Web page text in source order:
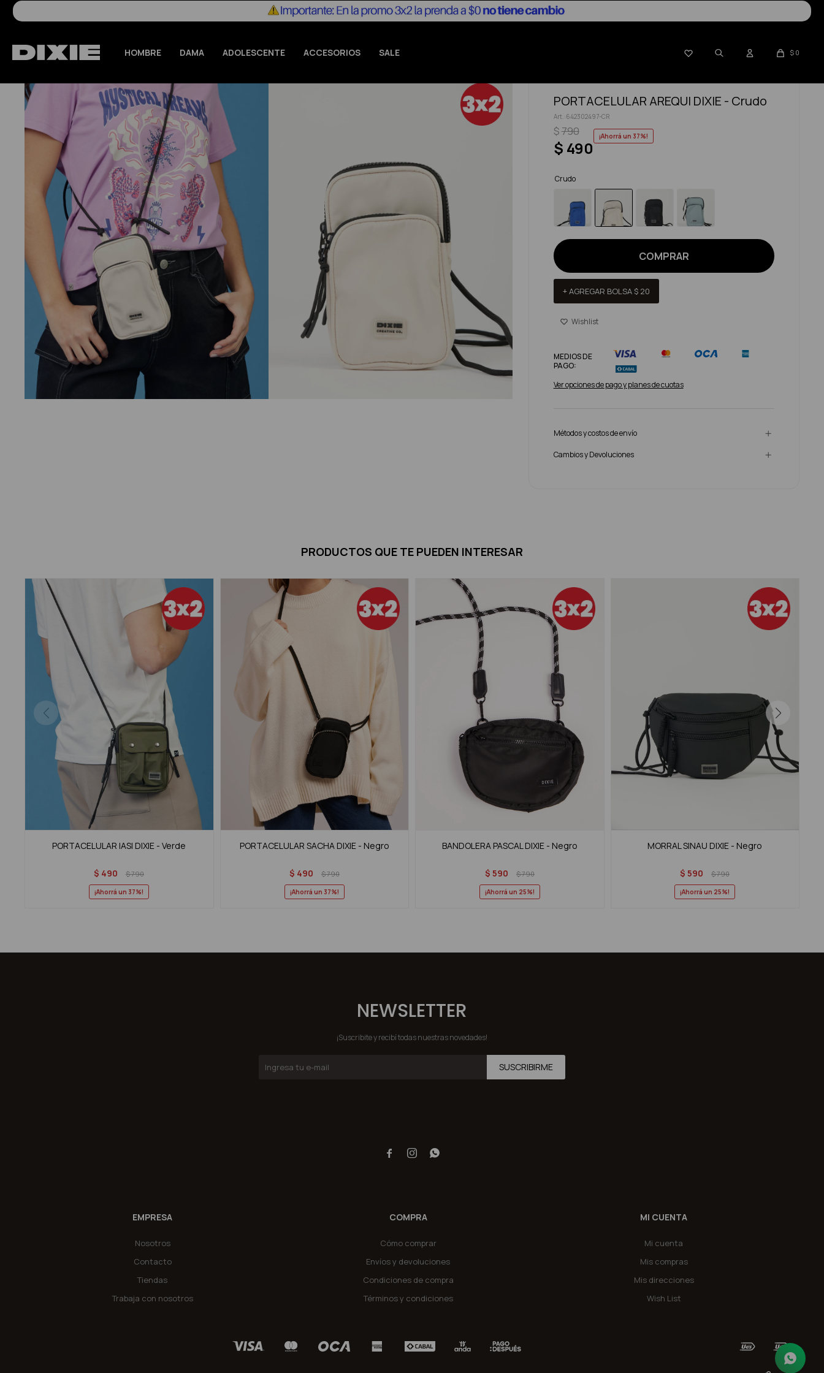
HOMBRE DAMA ADOLESCENTE ACCESORIOS SALE  $ 0
PORTACELULAR AREQUI DIXIE - Crudo
642302497-CR
$ 490
$790 37
Crudo
COMPRAR
+ AGREGAR BOLSA$ 20
MEDIOS DE
PAGO:
Ver opciones de pago y planes de cuotas
Métodos y costos de envío
Cambios y Devoluciones
PRODUCTOS QUE TE PUEDEN INTERESAR
PORTACELULAR IASI DIXIE - Verde
$ 490 $790
37
PORTACELULAR SACHA DIXIE - Negro
$ 490 $790
37
BANDOLERA PASCAL DIXIE - Negro
$ 590 $790
25
MORRAL SINAU DIXIE - Negro
$ 590 $790
25
EMPRESA
Nosotros
Contacto
Tiendas
Trabaja con nosotros
COMPRA
Cómo comprar
Envíos y devoluciones
Condiciones de compra
Términos y condiciones
MI CUENTA
Mi cuenta
Mis compras
Mis direcciones
Wish List
NEWSLETTER
¡Suscribite y recibí todas nuestras novedades!
SUSCRIBIRME
  